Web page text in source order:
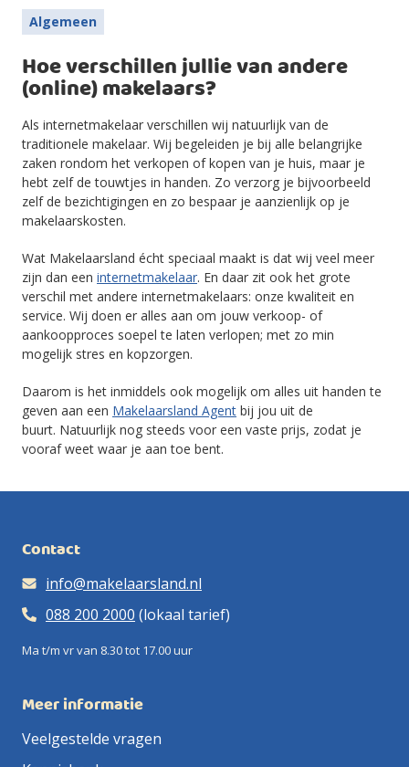
Algemeen
Hoe verschillen jullie van andere
(online) makelaars?
Als internetmakelaar verschillen wij natuurlijk van de
traditionele makelaar. Wij begeleiden je bij alle belangrijke
zaken rondom het verkopen of kopen van je huis, maar je
hebt zelf de touwtjes in handen. Zo verzorg je bijvoorbeeld
zelf de bezichtigingen en zo bespaar je aanzienlijk op je
makelaarskosten.
Wat Makelaarsland écht speciaal maakt is dat wij veel meer
zijn dan een internetmakelaar. En daar zit ook het grote
verschil met andere internetmakelaars: onze kwaliteit en
service. Wij doen er alles aan om jouw verkoop- of
aankoopproces soepel te laten verlopen; met zo min
mogelijk stres en kopzorgen.
Daarom is het inmiddels ook mogelijk om alles uit handen te
geven aan een Makelaarsland Agent bij jou uit de
buurt. Natuurlijk nog steeds voor een vaste prijs, zodat je
vooraf weet waar je aan toe bent.
Contact
info@makelaarsland.nl
088 200 2000 (lokaal tarief)
Ma t/m vr van 8.30 tot 17.00 uur
Meer informatie
Veelgestelde vragen